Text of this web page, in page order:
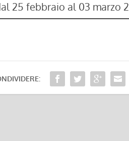
25 febbraio al 03 marzo